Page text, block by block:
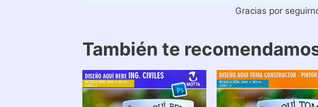
Gracias por
También te